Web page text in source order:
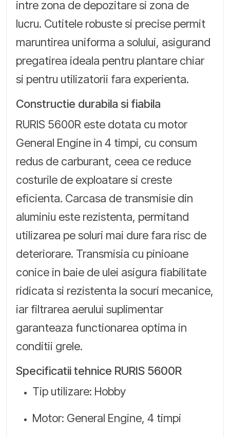
intre zona de depozitare si zona de
lucru. Cutitele robuste si precise permit
maruntirea uniforma a solului, asigurand
pregatirea ideala pentru plantare chiar
si pentru utilizatorii fara experienta.
Constructie durabila si fiabila
RURIS 5600R este dotata cu motor
General Engine in 4 timpi, cu consum
redus de carburant, ceea ce reduce
costurile de exploatare si creste
eficienta. Carcasa de transmisie din
aluminiu este rezistenta, permitand
utilizarea pe soluri mai dure fara risc de
deteriorare. Transmisia cu pinioane
conice in baie de ulei asigura fiabilitate
ridicata si rezistenta la socuri mecanice,
iar filtrarea aerului suplimentar
garanteaza functionarea optima in
conditii grele.
Specificatii tehnice RURIS 5600R
Tip utilizare: Hobby
Motor: General Engine, 4 timpi